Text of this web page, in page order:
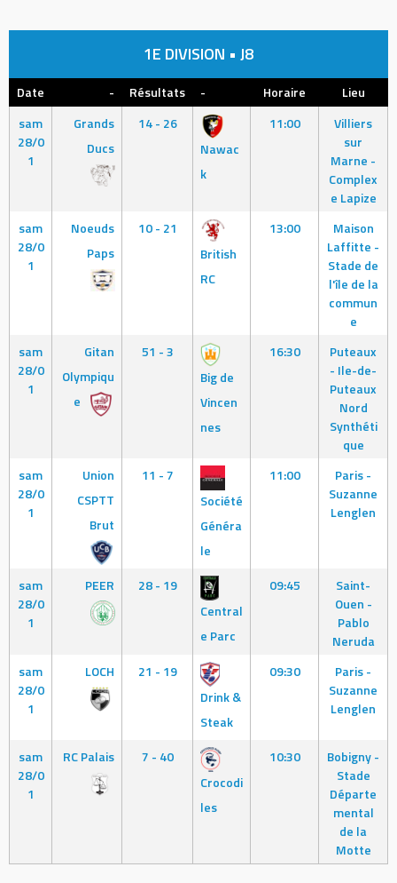
1E DIVISION • J8
Date - Résultats - Horaire
Lieu
sam
28/0
1
Grands
Ducs
14 - 26
Nawac
k
11:00
Villiers
sur
Marne -
Complex
e Lapize
sam
28/0
1
Noeuds
Paps
10 - 21
British
RC
13:00
Maison
Laffitte -
Stade de
l'île de la
commun
e
sam
28/0
1
Gitan
Olympiqu
e
51 - 3
Big de
Vincen
nes
16:30
Puteaux
- Ile-de-
Puteaux
Nord
Synthéti
que
sam
28/0
1
Union
CSPTT
Brut
11 - 7
Société
Généra
le
11:00
Paris -
Suzanne
Lenglen
sam
28/0
1
PEER
28 - 19
Central
e Parc
09:45
Saint-
Ouen -
Pablo
Neruda
sam
28/0
1
LOCH
21 - 19
Drink &
Steak
09:30
Paris -
Suzanne
Lenglen
sam
28/0
1
RC Palais
7 - 40
Crocodi
les
10:30
Bobigny -
Stade
Départe
mental
de la
Motte